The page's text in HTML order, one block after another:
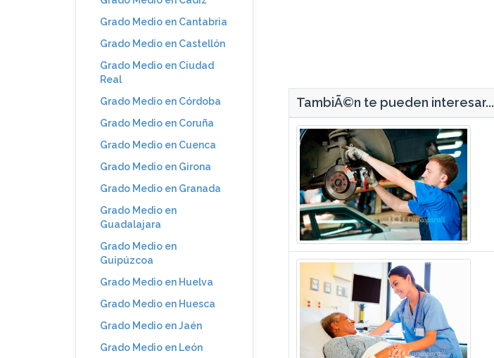
Grado Medio en Cantabria
Grado Medio en Castellón
Grado Medio en Ciudad
Real
Grado Medio en Córdoba
Grado Medio en Coruña
Grado Medio en Cuenca
Grado Medio en Girona
Grado Medio en Granada
Grado Medio en
Guadalajara
Grado Medio en
Guipúzcoa
Grado Medio en Huelva
Grado Medio en Huesca
Grado Medio en Jaén
Grado Medio en León
TambiÃ©n te pueden interesar...